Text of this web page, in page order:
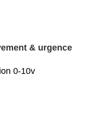
& urgence
0-10v